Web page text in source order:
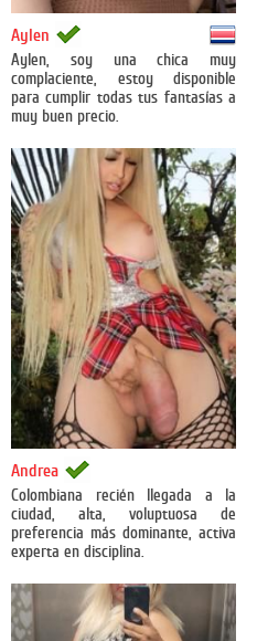
Aylen
Aylen, soy una chica muy
complaciente, estoy disponible
para cumplir todas tus fantasías a
muy buen precio.
Andrea
Colombiana recién llegada a la
ciudad, alta, voluptuosa de
preferencia más dominante, activa
experta en disciplina.